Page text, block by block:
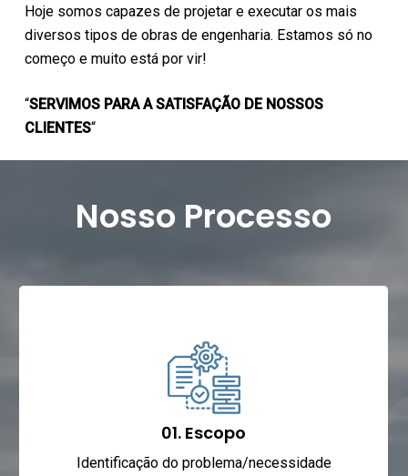
Hoje somos capazes de projetar e executar os mais
diversos tipos de obras de engenharia. Estamos só no
começo e muito está por vir!
“SERVIMOS PARA A SATISFAÇÃO DE NOSSOS
CLIENTES“
Nosso Processo
01. Escopo
Identificação do problema/necessidade